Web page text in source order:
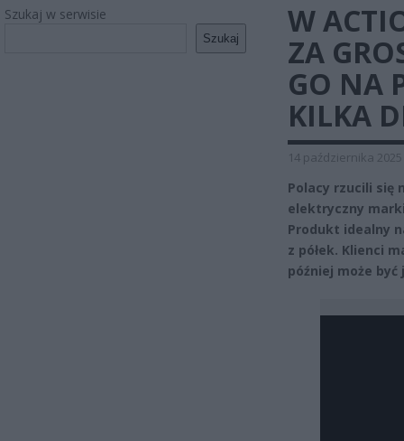
Szukaj w serwisie
Szukaj
W
ZA
GO NA
KILKA
14 października 2025
Polacy rzucili się
elektryczny
Produkt idealny
z półek. Klienci
później może być